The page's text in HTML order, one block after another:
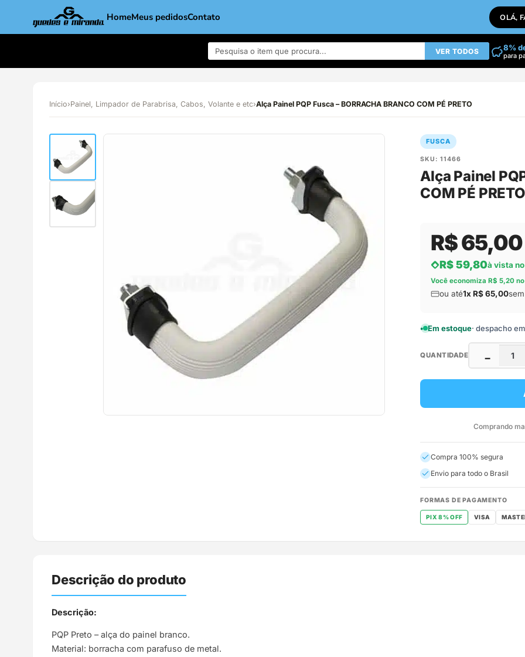
HomeMeus pedidosContato OLÁ,
VER TODOS 8%
para
Início›Painel, Limpador de Parabrisa, Cabos, Volante e etc›Alça Painel PQP Fusca – BORRACHA BRANCO COM PÉ PRETO
FUSCA
SKU: 11466
Alça Painel
COM PÉ PRETO
R$ 65,00
R$ 59,80à vista
Você economiza R$ 5,20
ou até1x R$ 65,00
Em estoque· despacho
QUANTIDADE −
Comprando
Compra 100% segura
Envio para todo o Brasil
FORMAS DE PAGAMENTO
PIX 8% OFF VISA
Descrição do produto
Descrição:
PQP Preto – alça do painel branco.
Material: borracha com parafuso de metal.